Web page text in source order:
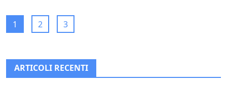
1 2 3
ARTICOLI RECENTI